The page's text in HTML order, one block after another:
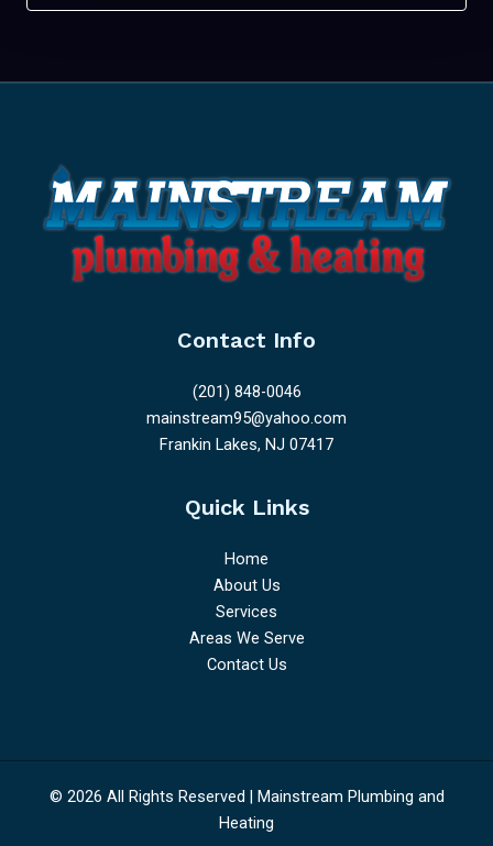
Contact Info
(201) 848-0046
mainstream95@yahoo.com
Frankin Lakes, NJ 07417
Quick Links
Home
About Us
Services
Areas We Serve
Contact Us
© 2026 All Rights Reserved | Mainstream Plumbing and
Heating